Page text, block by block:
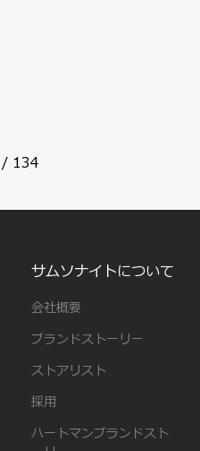
/ 134
サムソナイトについて
会社概要
ブランドストーリー
ストアリスト
採用
ハートマンブランドスト